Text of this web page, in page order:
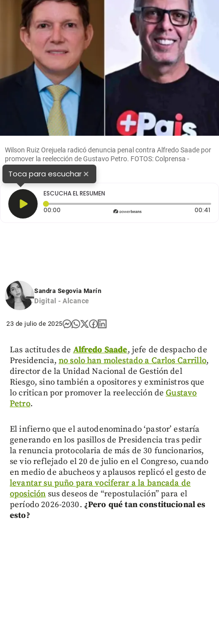
Wilson Ruiz Orejuela radicó denuncia penal contra Alfredo Saade por
promover la reelección de Gustavo Petro. FOTOS: Colprensa -
Ministerio de Justicia
Toca para escuchar×
ESCUCHA EL RESUMEN
00:00 Tiempo transcurrido: 0 segundos 00:41
Sandra Segovia Marín
Digital - Alcance
23 de julio de 2025
Las actitudes de Alfredo Saade, jefe de despacho de
Presidencia, no solo han molestado a Carlos Carrillo,
director de la Unidad Nacional de Gestión del
Riesgo, sino también a opositores y exministros que
lo critican por promover la reelección deGustavo
Petro.
El infierno que el autodenominado ‘pastor’ estaría
generando en los pasillos de Presidencia tras pedir
la renuncia protocolaria de más de 30 funcionarios,
se vio reflejado el 20 de julio en el Congreso, cuando
en medio de abucheos y aplausos replicó el gesto de
levantar su puño para vociferar a la bancada de
oposición sus deseos de “repostulación” para el
período 2026-2030. ¿Pero qué tan constitucional es
esto?